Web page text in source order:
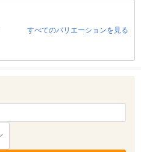
すべてのバリエーションを見る